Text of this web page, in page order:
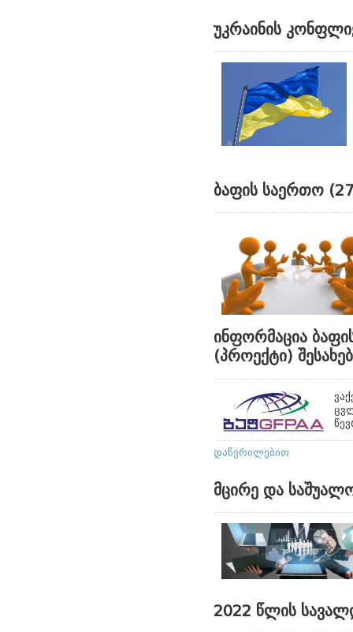
უკრაინის
ბაფის საერთო
ინფორმაცია
(პროექტი) შესახებ
დაწვრილებით
მცირე და
2022 წლის